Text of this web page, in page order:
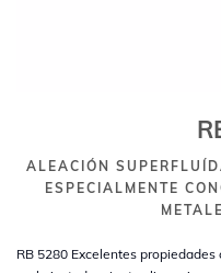
ALEACIÓN
ESPECIALMENTE
RB 5280 Excelentes